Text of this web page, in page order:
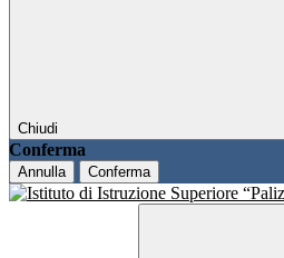
Chiudi
Conferma
Annulla Conferma